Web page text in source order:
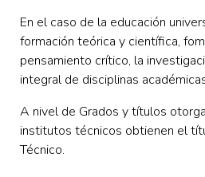
En el caso de la educación
formación teórica y científica,
pensamiento crítico, la
integral de disciplinas
A nivel de Grados y títulos
institutos técnicos obtienen el
Técnico.